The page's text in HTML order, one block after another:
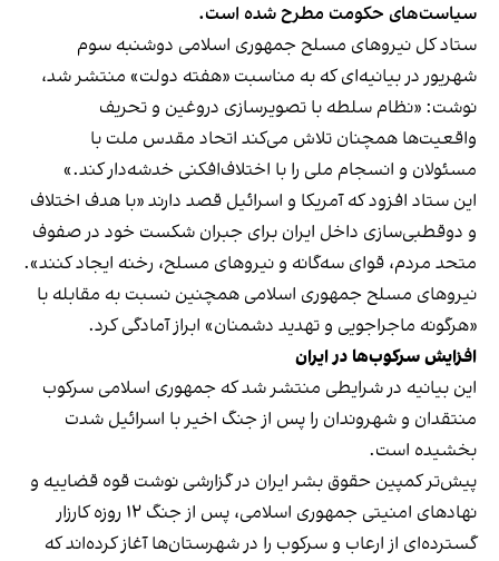
سیاست‌های حکومت مطرح شده است.
ستاد کل نیروهای مسلح جمهوری اسلامی دوشنبه سوم
شهریور در بیانیه‌ای که به مناسبت «هفته دولت» منتشر شد،
نوشت: «نظام سلطه با تصویرسازی دروغین و تحریف
واقعیت‌ها همچنان تلاش می‌کند اتحاد مقدس ملت با
مسئولان و انسجام ملی را با اختلاف‌افکنی خدشه‌دار کند.»
این ستاد افزود که آمریکا و اسرائیل قصد دارند «با هدف اختلاف
و دوقطبی‌سازی داخل ایران برای جبران شکست خود در صفوف
متحد مردم، قوای سه‌گانه و نیروهای مسلح، رخنه ایجاد کنند».
نیروهای مسلح جمهوری اسلامی همچنین نسبت به مقابله با
«هرگونه ماجراجویی و تهدید دشمنان» ابراز آمادگی کرد.
افزایش سرکوب‌ها در ایران
این بیانیه در شرایطی منتشر شد که جمهوری اسلامی سرکوب
منتقدان و شهروندان را پس از جنگ اخیر با اسرائیل شدت
بخشیده است.
پیش‌تر کمپین حقوق بشر ایران در گزارشی نوشت قوه قضاییه و
نهادهای امنیتی جمهوری اسلامی، پس از جنگ ۱۲ روزه کارزار
گسترده‌ای از ارعاب و سرکوب را در شهرستان‌ها آغاز کرده‌اند که